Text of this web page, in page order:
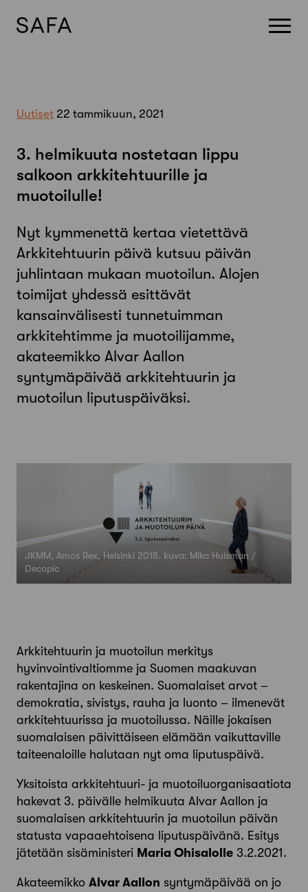
Uutiset 22 tammikuun, 2021
3. helmikuuta nostetaan lippu
salkoon arkkitehtuurille ja
muotoilulle!
Nyt kymmenettä kertaa vietettävä
Arkkitehtuurin päivä kutsuu päivän
juhlintaan mukaan muotoilun. Alojen
toimijat yhdessä esittävät
kansainvälisesti tunnetuimman
arkkitehtimme ja muotoilijamme,
akateemikko Alvar Aallon
syntymäpäivää arkkitehtuurin ja
muotoilun liputuspäiväksi.
JKMM, Amos Rex, Helsinki 2018. kuva: Mika Huisman /
Decopic
Arkkitehtuurin ja muotoilun merkitys
hyvinvointivaltiomme ja Suomen maakuvan
rakentajina on keskeinen. Suomalaiset arvot –
demokratia, sivistys, rauha ja luonto – ilmenevät
arkkitehtuurissa ja muotoilussa. Näille jokaisen
suomalaisen päivittäiseen elämään vaikuttaville
taiteenaloille halutaan nyt oma liputuspäivä.
Yksitoista arkkitehtuuri- ja muotoiluorganisaatiota
hakevat 3. päivälle helmikuuta Alvar Aallon ja
suomalaisen arkkitehtuurin ja muotoilun päivän
statusta vapaaehtoisena liputuspäivänä. Esitys
jätetään sisäministeri Maria Ohisalolle 3.2.2021.
Akateemikko Alvar Aallon syntymäpäivää on jo